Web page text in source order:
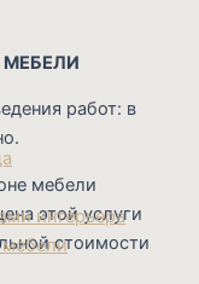
интерьера
мебели
МЕБЕЛИ
работ: в
мебели
этой услуги
стоимости